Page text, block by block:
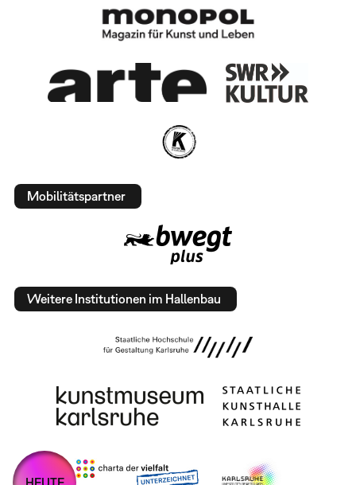
Mobilitätspartner
Weitere Institutionen im Hallenbau